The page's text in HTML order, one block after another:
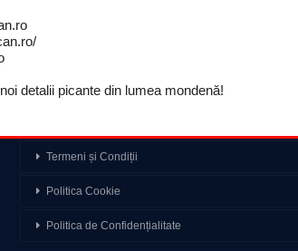
detalii picante din lumea mondenă!
Termeni și Condiții
Politica Cookie
Politica de Confidențialitate
Războiul din Ucraina – cum supraviețuiește rusul obișnuit?
amoros care i-a distrus…